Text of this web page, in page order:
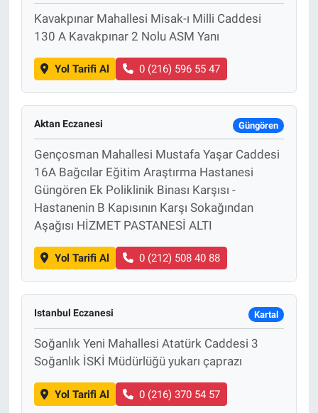
Kavakpınar Mahallesi Misak-ı Milli Caddesi
130 A Kavakpınar 2 Nolu ASM Yanı
Yol Tarifi Al 0 (216) 596 55 47
Aktan Eczanesi Güngören
Gençosman Mahallesi Mustafa Yaşar Caddesi
16A Bağcılar Eğitim Araştırma Hastanesi
Güngören Ek Poliklinik Binası Karşısı -
Hastanenin B Kapısının Karşı Sokağından
Aşağısı HİZMET PASTANESİ ALTI
Yol Tarifi Al 0 (212) 508 40 88
Istanbul Eczanesi Kartal
Soğanlık Yeni Mahallesi Atatürk Caddesi 3
Soğanlık İSKİ Müdürlüğü yukarı çaprazı
Yol Tarifi Al 0 (216) 370 54 57